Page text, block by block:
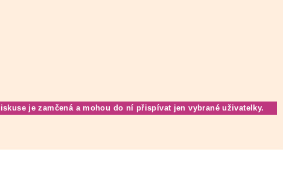
je zamčená a mohou do ní přispívat jen vybrané uživatelky.